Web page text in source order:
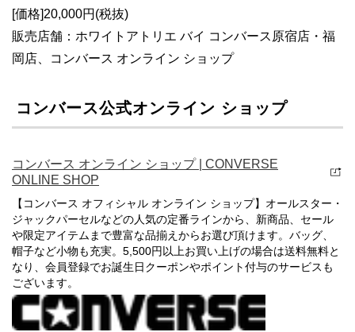
[価格]20,000円(税抜)
販売店舗：ホワイトアトリエ バイ コンバース原宿店・福
岡店、コンバース オンライン ショップ
コンバース公式オンライン ショップ
コンバース オンライン ショップ | CONVERSE
ONLINE SHOP
【コンバース オフィシャル オンライン ショップ】オールスター・
ジャックパーセルなどの人気の定番ラインから、新商品、セール
や限定アイテムまで豊富な品揃えからお選び頂けます。バッグ、
帽子など小物も充実。5,500円以上お買い上げの場合は送料無料と
なり、会員登録でお誕生日クーポンやポイント付与のサービスも
ございます。